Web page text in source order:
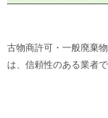
古物商許可・一般廃棄
は、信頼性のある業者